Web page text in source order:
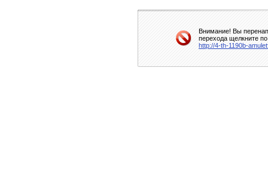
Внимание! Вы
перехода щелкните
http://4-th-1190b-